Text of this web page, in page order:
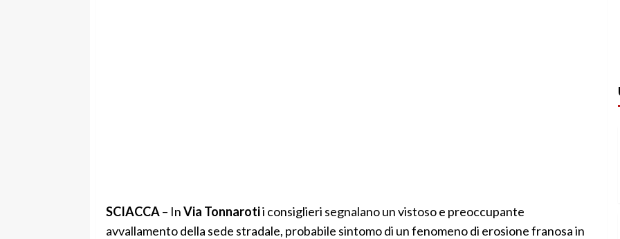
SCIACCA– InVia Tonnarotii consiglieri segnalano un vistoso e preoccupante
avvallamento della sede stradale, probabile sintomo di un fenomeno di erosione franosa in